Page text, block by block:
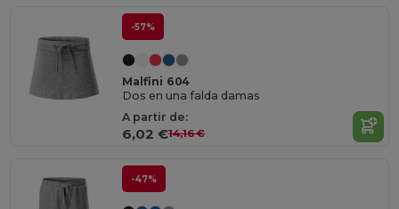
-57%
Malfini 604
Dos en una falda damas
A partir de:
6,02 €14,16 €
-47%